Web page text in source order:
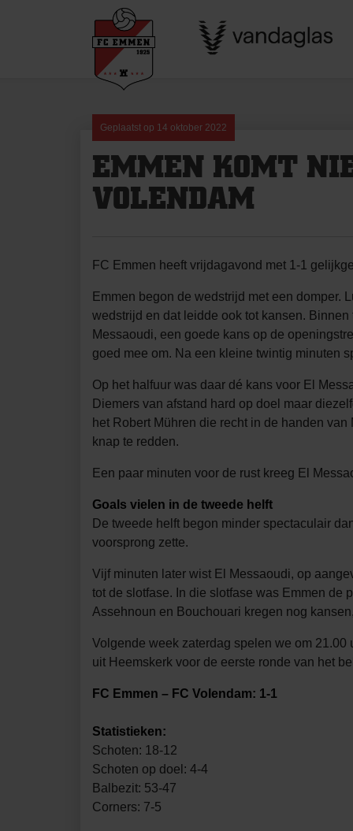
Geplaatst op 14 oktober 2022
EMMEN KOMT
VOLENDAM
FC Emmen heeft vrijdagavond met 1-1
Emmen begon de wedstrijd met een domper.
wedstrijd en dat leidde ook tot kansen.
Messaoudi, een goede kans op de
goed mee om. Na een kleine twintig minuten
Op het halfuur was daar dé kans voor El
Diemers van afstand hard op doel maar
het Robert Mühren die recht in de handen
knap te redden.
Een paar minuten voor de rust kreeg El
Goals vielen in de tweede helft
De tweede helft begon minder spectaculair
voorsprong zette.
Vijf minuten later wist El Messaoudi, op
tot de slotfase. In die slotfase was Emmen de
Assehnoun en Bouchouari kregen nog
Volgende week zaterdag spelen we om
uit Heemskerk voor de eerste ronde van het
FC Emmen – FC Volendam: 1-1
Statistieken:
Schoten: 18-12
Schoten op doel: 4-4
Balbezit: 53-47
Corners: 7-5